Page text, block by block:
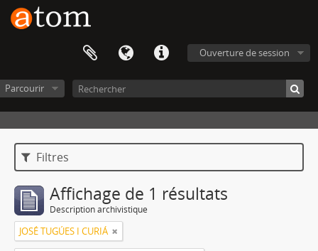
Ouverture de session
Parcourir
Filtres
Affichage de 1 résultats
Description archivistique
JOSÉ TUGÚES I CURIÁ